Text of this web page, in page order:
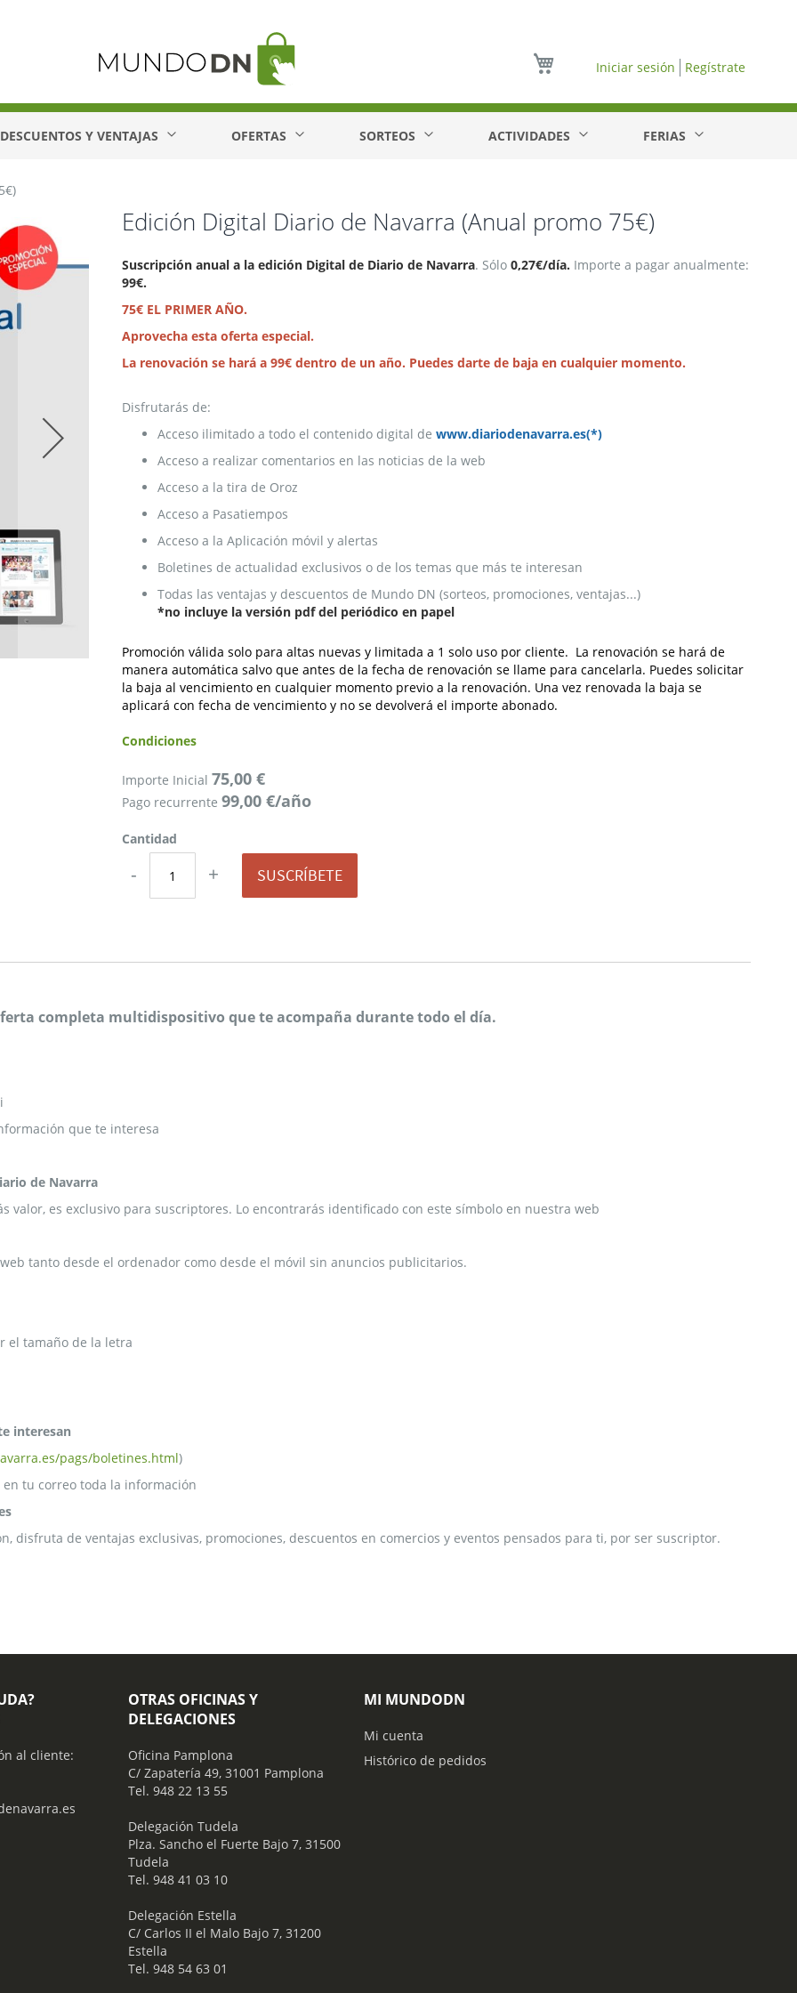
Iniciar sesión Regístrate
DESCUENTOS Y VENTAJAS OFERTAS SORTEOS ACTIVIDADES FERIAS
Edición Digital Diario de Navarra (Anual promo 75€)
Suscripción anual a la edición Digital de Diario de Navarra. Sólo0,27€/día. Importe a pagar anualmente:
99€.
75€ EL PRIMER AÑO.
Aprovecha esta oferta especial.
La renovación se hará a 99€ dentro de un año. Puedes darte de baja en cualquier momento.
Disfrutarás de:
Acceso ilimitado a todo el contenido digital de www.diariodenavarra.es(*)
Acceso a realizar comentarios en las noticias de la web
Acceso a la tira de Oroz
Acceso a Pasatiempos
Acceso a la Aplicación móvil y alertas
Boletines de actualidad exclusivos o de los temas que más te interesan
Todas las ventajas y descuentos de Mundo DN (sorteos, promociones, ventajas...)
*no incluye la versión pdf del periódico en papel
Promoción válida solo para altas nuevas y limitada a 1 solo uso por cliente. La renovación se hará de
manera automática salvo que antes de la fecha de renovación se llame para cancelarla. Puedes solicitar
la baja al vencimiento en cualquier momento previo a la renovación. Una vez renovada la baja se
aplicará con fecha de vencimiento y no se devolverá el importe abonado.
Condiciones
Importe Inicial 75,00 €
Pago recurrente 99,00 €/año
Cantidad
- + SUSCRÍBETE
completa multidispositivo que te acompaña durante todo el día.
que te interesa
de Navarra
valor, es exclusivo para suscriptores. Lo encontrarás identificado con este símbolo en nuestra web
tanto desde el ordenador como desde el móvil sin anuncios publicitarios.
el tamaño de la letra
interesan
pags/boletines.html)
tu correo toda la información
disfruta de ventajas exclusivas, promociones, descuentos en comercios y eventos pensados para ti, por ser suscriptor.
al cliente:
OTRAS OFICINAS Y
DELEGACIONES
Oficina Pamplona
C/ Zapatería 49, 31001 Pamplona
Tel. 948 22 13 55
​ Delegación Tudela
Plza. Sancho el Fuerte Bajo 7, 31500
Tudela
Tel. 948 41 03 10
​ Delegación Estella
C/ Carlos II el Malo Bajo 7, 31200
Estella
Tel. 948 54 63 01
MI MUNDODN
Mi cuenta
Histórico de pedidos